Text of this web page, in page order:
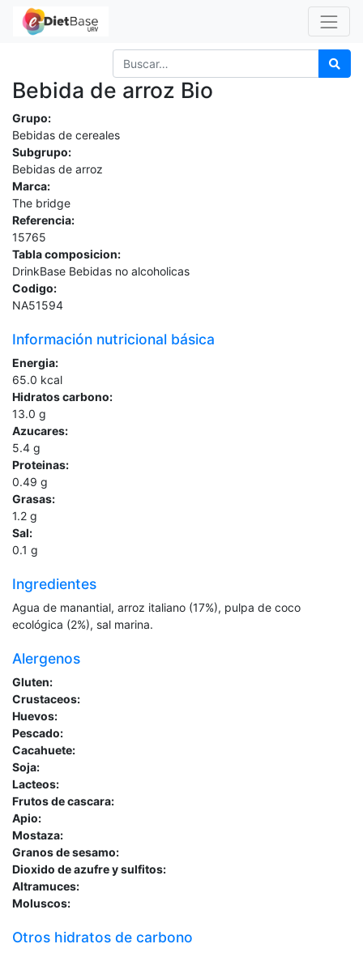
Bebida de arroz Bio
Grupo:
Bebidas de cereales
Subgrupo:
Bebidas de arroz
Marca:
The bridge
Referencia:
15765
Tabla composicion:
DrinkBase Bebidas no alcoholicas
Codigo:
NA51594
Información nutricional básica
Energia:
65.0 kcal
Hidratos carbono:
13.0 g
Azucares:
5.4 g
Proteinas:
0.49 g
Grasas:
1.2 g
Sal:
0.1 g
Ingredientes
Agua de manantial, arroz italiano (17%), pulpa de coco
ecológica (2%), sal marina.
Alergenos
Gluten:
Crustaceos:
Huevos:
Pescado:
Cacahuete:
Soja:
Lacteos:
Frutos de cascara:
Apio:
Mostaza:
Granos de sesamo:
Dioxido de azufre y sulfitos:
Altramuces:
Moluscos:
Otros hidratos de carbono